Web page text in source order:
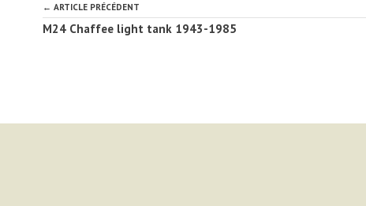
← ARTICLE PRÉCÉDENT
M24 Chaffee light tank 1943-1985